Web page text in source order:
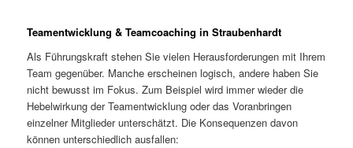
Teamentwicklung & Teamcoaching in Straubenhardt
Als Führungskraft stehen Sie vielen Herausforderungen mit Ihrem
Team gegenüber. Manche erscheinen logisch, andere haben Sie
nicht bewusst im Fokus. Zum Beispiel wird immer wieder die
Hebelwirkung der Teamentwicklung oder das Voranbringen
einzelner Mitglieder unterschätzt. Die Konsequenzen davon
können unterschiedlich ausfallen: